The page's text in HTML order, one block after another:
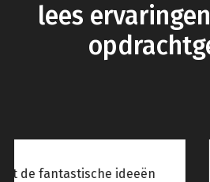
lees
Aerlant heeft ons huis